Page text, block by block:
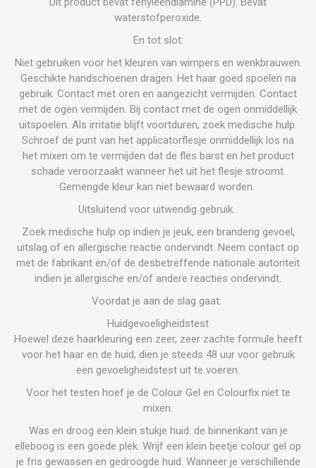
waterstofperoxide.
En tot slot:
Niet gebruiken voor het kleuren van wimpers en wenkbrauwen.
Geschikte handschoenen dragen. Het haar goed spoelen na
gebruik. Contact met oren en aangezicht vermijden. Contact
met de ogen vermijden. Bij contact met de ogen onmiddellijk
uitspoelen. Als irritatie blijft voortduren, zoek medische hulp.
Schroef de punt van het applicatorflesje onmiddellijk los na
het mixen om te vermijden dat de fles barst en het product
schade veroorzaakt wanneer het uit het flesje stroomt.
Gemengde kleur kan niet bewaard worden.
Uitsluitend voor uitwendig gebruik.
Zoek medische hulp op indien je jeuk, een branderig gevoel,
uitslag of en allergische reactie ondervindt. Neem contact op
met de fabrikant en/of de desbetreffende nationale autoriteit
indien je allergische en/of andere reacties ondervindt.
Voordat je aan de slag gaat:
Huidgevoeligheidstest
Hoewel deze haarkleuring een zeer, zeer zachte formule heeft
voor het haar en de huid, dien je steeds 48 uur voor gebruik
een gevoeligheidstest uit te voeren.
Voor het testen hoef je de Colour Gel en Colourfix niet te
mixen.
Was en droog een klein stukje huid: de binnenkant van je
elleboog is een goede plek. Wrijf een klein beetje colour gel op
je fris gewassen en gedroogde huid. Wanneer je verschillende